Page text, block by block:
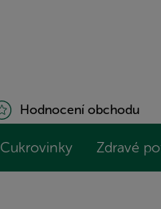
Hodnocení obchodu
Cukrovinky Zdravé